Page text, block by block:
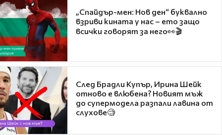
„Спайдър-мен: Нов ден“ буквално
взриви кината у нас – ето защо
всички говорят за него👀🎬
След Брадли Купър, Ирина Шейк
отново е влюбена? Новият мъж
до супермодела разпали лавина от
слухове🧐